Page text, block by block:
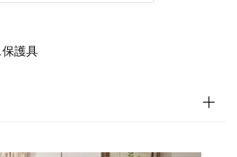
護具